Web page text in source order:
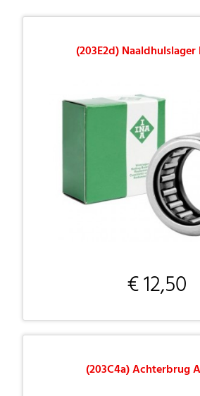
(203E2d) Naaldhulslager
€ 12,50
(203C4a) Achterbrug